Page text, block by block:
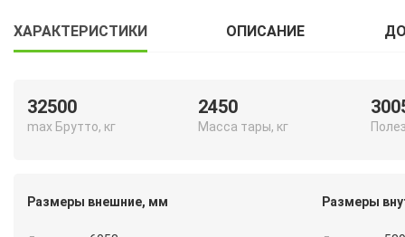
ХАРАКТЕРИСТИКИ ОПИСАНИЕ
32500
max Брутто, кг
2450
Масса тары, кг
Размеры внешние, мм Размеры